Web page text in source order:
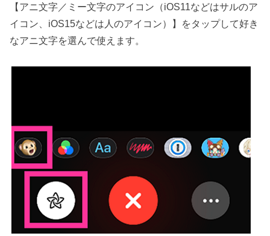
【アニ文字／ミー文字のアイコン（iOS11などはサルのア
イコン、iOS15などは人のアイコン）】をタップして好き
なアニ文字を選んで使えます。